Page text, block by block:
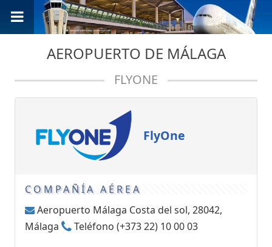
AEROPUERTO DE MÁLAGA
FLYONE
FlyOne
COMPAÑÍA AÉREA
Aeropuerto Málaga Costa del sol, 28042,
Málaga
Teléfono (+373 22) 10 00 03